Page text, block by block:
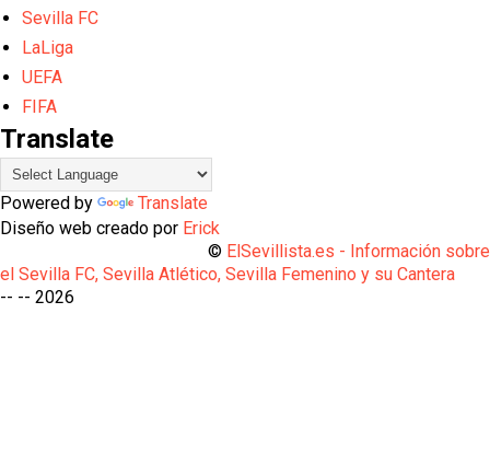
Sevilla FC
LaLiga
UEFA
FIFA
Translate
Powered by
Translate
Diseño web creado por Erick
© ElSevillista.es - Información sobre
el Sevilla FC, Sevilla Atlético, Sevilla Femenino y su Cantera
-- -- 2026